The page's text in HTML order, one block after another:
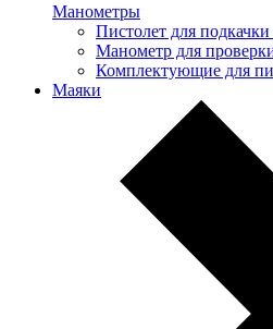
Манометры
Пистолет для
Манометр для
Комплектующие для
Маяки